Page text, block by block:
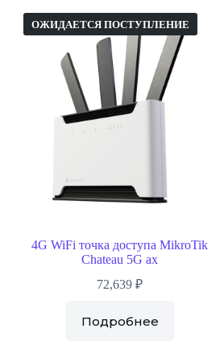
ОЖИДАЕТСЯ ПОСТУПЛЕНИЕ
4G WiFi точка доступа MikroTik
Chateau 5G ax
72,639₽
Подробнее